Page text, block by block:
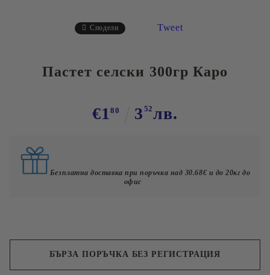
Сподели Tweet
Пастет селски 300гр Каро
€180 3 52лв.
Безплатна доставка при поръчка над 30.68€ и до 20кг до
офис
БЪРЗА ПОРЪЧКА БЕЗ РЕГИСТРАЦИЯ